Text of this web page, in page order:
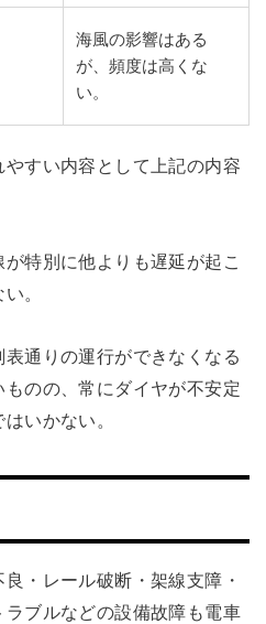
海風の影響はある
が、頻度は高くな
い。
すい内容として上記の内容
特別に他よりも遅延が起こ
。
表通りの運行ができなくなる
のの、常にダイヤが不安定
いかない。
・レール破断・架線支障・
ブルなどの設備故障も電車